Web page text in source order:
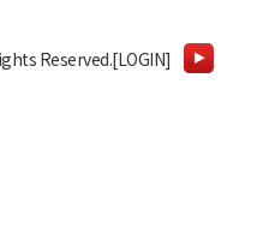
Reserved.[LOGIN]